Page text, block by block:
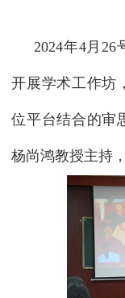
2024年4月 26
开展学术工作坊
位平台结合的审
杨尚鸿教授主持